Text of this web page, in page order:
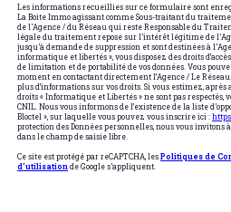
Les informations recueillies sur ce formulaire sont
La Boite Immo agissant comme Sous-traitant du
de l'Agence / du Réseau qui reste Responsable du
légale du traitement repose sur l'intérêt légitime de
jusqu'à demande de suppression et sont destinées à
informatique et libertés », vous disposez des droits
de limitation et de portabilité de vos données. Vous
moment en contactant directement l’Agence / Le
plus d’informations sur vos droits. Si vous estimez, après
droits « Informatique et Libertés » ne sont pas
CNIL. Nous vous informons de l’existence de la liste
Bloctel », sur laquelle vous pouvez vous inscrire ici :
protection des Données personnelles, nous vous invitons
dans le champ de saisie libre.
Ce site est protégé par reCAPTCHA, lesPolitiques de
d'utilisation de Google s'appliquent.